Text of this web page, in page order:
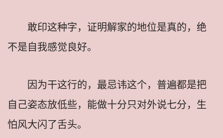
敢印这种字，证明解家的地位是真的，绝
不是自我感觉良好。
因为干这行的，最忌讳这个，普遍都是把
自己姿态放低些，能做十分只对外说七分，生
怕风大闪了舌头。